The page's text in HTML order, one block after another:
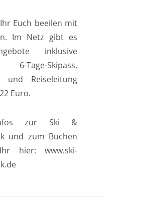
Euch beeilen mit
Im Netz gibt es
inklusive
6-Tage-Skipass,
und Reiseleitung
Euro.
zur Ski &
und zum Buchen
hier: www.ski-